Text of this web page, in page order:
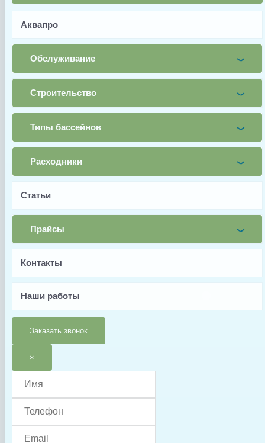
Аквапро
Обслуживание
Строительство
Типы бассейнов
Расходники
Статьи
Прайсы
Контакты
Наши работы
Заказать звонок
×
Имя
Телефон
Заявка
Aquaviva
Страна производства
Тип запчасти
Шланг